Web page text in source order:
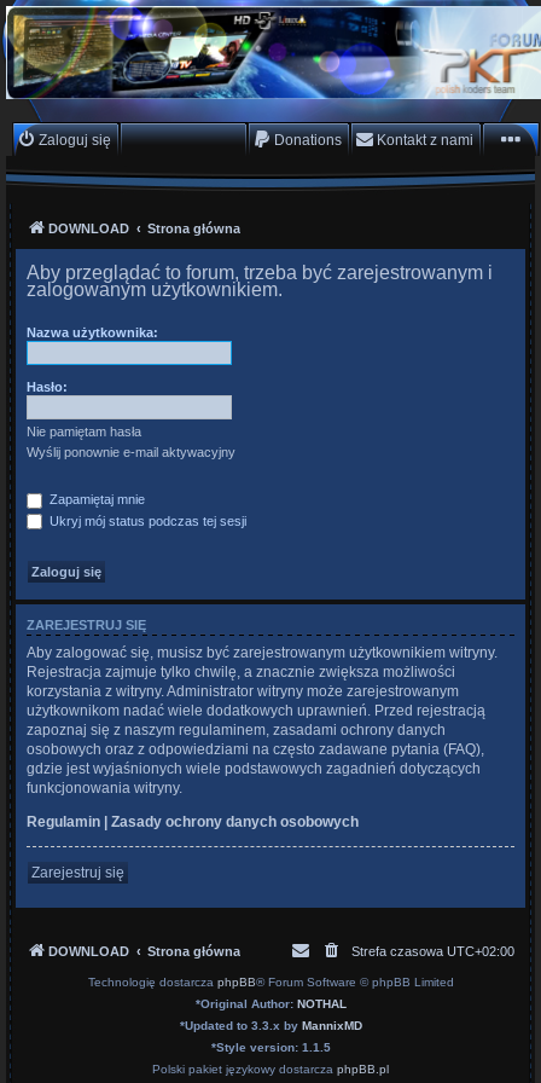
PKTeam - Polish Koders
Team
Hyperion, Enigma, E2, PKT, listy kanałów, oscam
Zaloguj się Zarejestruj się Donations Kontakt z nami
DOWNLOAD Strona główna
Aby przeglądać to forum, trzeba być zarejestrowanym i
zalogowanym użytkownikiem.
Nazwa użytkownika:
Hasło:
Nie pamiętam hasła
Wyślij ponownie e-mail aktywacyjny
Zapamiętaj mnie
Ukryj mój status podczas tej sesji
ZAREJESTRUJ SIĘ
Aby zalogować się, musisz być zarejestrowanym użytkownikiem witryny.
Rejestracja zajmuje tylko chwilę, a znacznie zwiększa możliwości
korzystania z witryny. Administrator witryny może zarejestrowanym
użytkownikom nadać wiele dodatkowych uprawnień. Przed rejestracją
zapoznaj się z naszym regulaminem, zasadami ochrony danych
osobowych oraz z odpowiedziami na często zadawane pytania (FAQ),
gdzie jest wyjaśnionych wiele podstawowych zagadnień dotyczących
funkcjonowania witryny.
Regulamin | Zasady ochrony danych osobowych
Zarejestruj się
DOWNLOAD Strona główna Strefa czasowa UTC+02:00
Technologię dostarcza phpBB® Forum Software © phpBB Limited
*Original Author: NOTHAL
*Updated to 3.3.x by MannixMD
*Style version: 1.1.5
Polski pakiet językowy dostarcza phpBB.pl